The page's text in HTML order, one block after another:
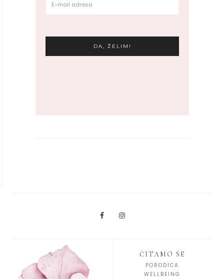
ČITAMO SE
PORODICA
WELLBEING